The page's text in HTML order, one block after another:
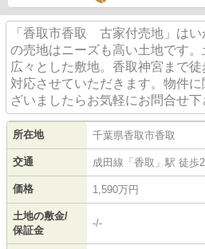
「香取市香取 古家付売地」は
の売地はニーズも高い土地です
広々とした敷地。香取神宮まで
対応させていただきます。物件
ざいましたらお気軽にお問合せ下
所在地 千葉県香取市香取
交通 成田線 「 香取 」駅 徒歩
価格 1,590万円
土地の敷金/
保証金
-/-